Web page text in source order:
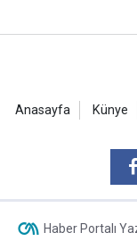
Anasayfa Künye
Haber Portalı